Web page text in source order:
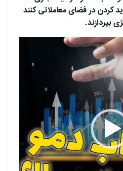
کردن در فضای معاملاتی کنند
بپردازند.